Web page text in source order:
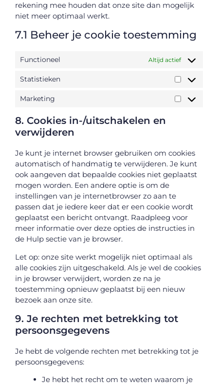
rekening mee houden dat onze site dan mogelijk
niet meer optimaal werkt.
7.1 Beheer je cookie toestemming
Functioneel Altijd actief
Statistieken
Marketing
8. Cookies in-/uitschakelen en
verwijderen
Je kunt je internet browser gebruiken om cookies
automatisch of handmatig te verwijderen. Je kunt
ook aangeven dat bepaalde cookies niet geplaatst
mogen worden. Een andere optie is om de
instellingen van je internetbrowser zo aan te
passen dat je iedere keer dat er een cookie wordt
geplaatst een bericht ontvangt. Raadpleeg voor
meer informatie over deze opties de instructies in
de Hulp sectie van je browser.
Let op: onze site werkt mogelijk niet optimaal als
alle cookies zijn uitgeschakeld. Als je wel de cookies
in je browser verwijdert, worden ze na je
toestemming opnieuw geplaatst bij een nieuw
bezoek aan onze site.
9. Je rechten met betrekking tot
persoonsgegevens
Je hebt de volgende rechten met betrekking tot je
persoonsgegevens:
Je hebt het recht om te weten waarom je